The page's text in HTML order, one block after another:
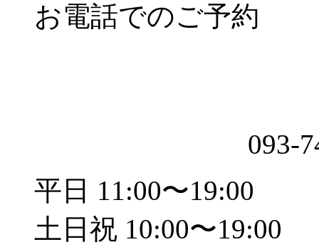
お電話でのご予約
093-
平日 11:00〜19:00
土日祝 10:00〜19:00